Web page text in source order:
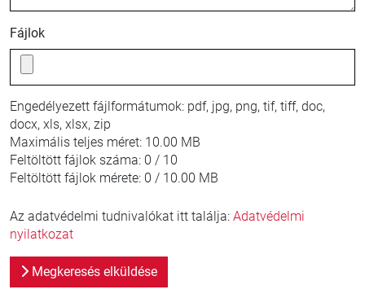
Fájlok
Engedélyezett fájlformátumok: pdf, jpg, png, tif, tiff, doc,
docx, xls, xlsx, zip
Maximális teljes méret: 10.00 MB
Feltöltött fájlok száma: 0 / 10
Feltöltött fájlok mérete: 0 / 10.00 MB
Az adatvédelmi tudnivalókat itt találja: Adatvédelmi
nyilatkozat
Megkeresés elküldése